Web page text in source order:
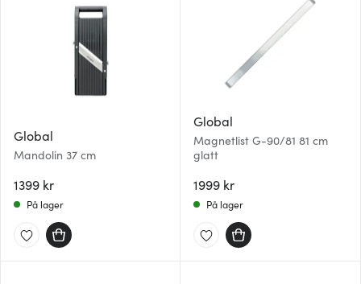
Global
Mandolin 37 cm
1399 kr
På lager
Global
Magnetlist G-90/81 81 cm
glatt
1999 kr
På lager